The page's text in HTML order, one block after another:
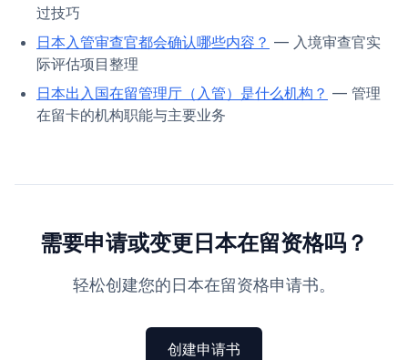
过技巧
日本入管审查官都会确认哪些内容？ — 入境审查官实
际评估项目整理
日本出入国在留管理厅（入管）是什么机构？ — 管理
在留卡的机构职能与主要业务
需要申请或变更日本在留资格吗？
轻松创建您的日本在留资格申请书。
创建申请书